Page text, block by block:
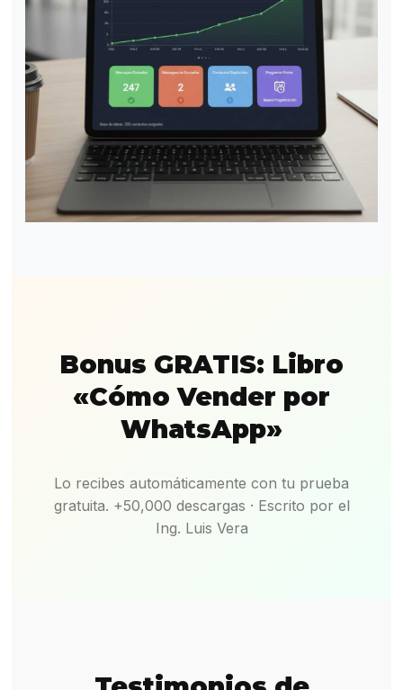
Bonus GRATIS: Libro
«Cómo Vender por
WhatsApp»
Lo recibes automáticamente con tu prueba
gratuita. +50,000 descargas · Escrito por el
Ing. Luis Vera